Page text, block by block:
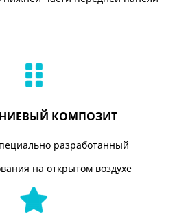
КОМПОЗИТ
разработанный
на открытом воздухе